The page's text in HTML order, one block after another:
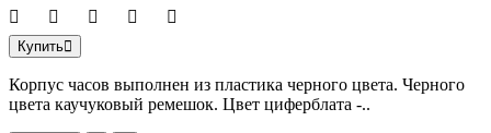
Купить
Корпус часов выполнен из пластика черного цвета. Черного
цвета каучуковый ремешок. Цвет циферблата -..